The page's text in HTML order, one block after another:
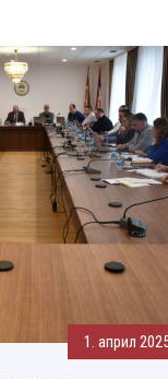
1. април